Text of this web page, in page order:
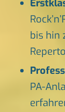
bis hin
PA-